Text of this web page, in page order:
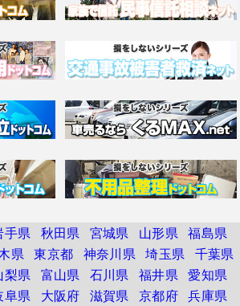
手県 秋田県 宮城県 山形県 福島県
県 東京都 神奈川県 埼玉県 千葉県
梨県 富山県 石川県 福井県 愛知県
阜県 大阪府 滋賀県 京都府 兵庫県